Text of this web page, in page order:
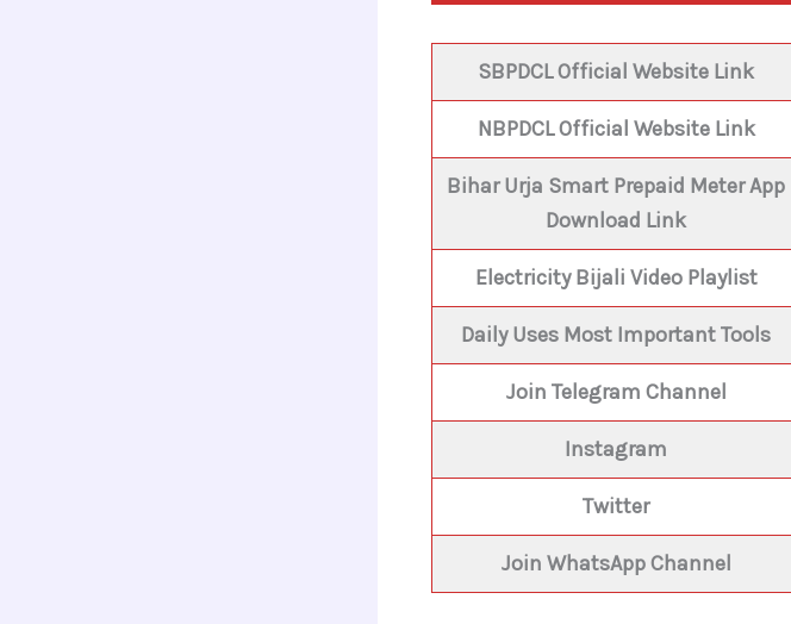
SBPDCL Official Website Link
NBPDCL Official Website Link
Bihar Urja Smart Prepaid Meter App
Download Link
Electricity Bijali Video Playlist
Daily Uses Most Important Tools
Join Telegram Channel
Instagram
Twitter
Join WhatsApp Channel